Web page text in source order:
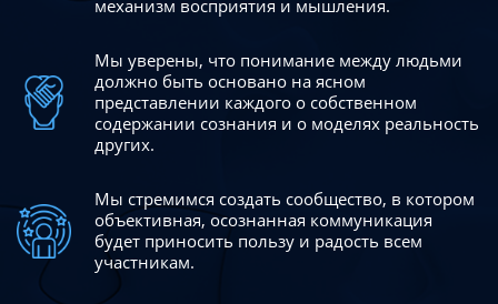
механизм восприятия и мышления.
Мы уверены, что понимание между людьми
должно быть основано на ясном
представлении каждого о собственном
содержании сознания и о моделях реальность
других.
Мы стремимся создать сообщество, в котором
объективная, осознанная коммуникация
будет приносить пользу и радость всем
участникам.